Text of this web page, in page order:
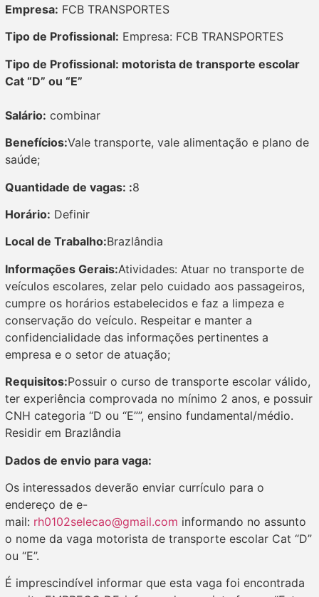
Empresa: FCB TRANSPORTES
Tipo de Profissional: Empresa: FCB TRANSPORTES
Tipo de Profissional: motorista de transporte escolar
Cat “D” ou “E”
Salário: combinar
Benefícios:Vale transporte, vale alimentação e plano de
saúde;
Quantidade de vagas: :8
Horário: Definir
Local de Trabalho:Brazlândia
Informações Gerais:Atividades: Atuar no transporte de
veículos escolares, zelar pelo cuidado aos passageiros,
cumpre os horários estabelecidos e faz a limpeza e
conservação do veículo. Respeitar e manter a
confidencialidade das informações pertinentes a
empresa e o setor de atuação;
Requisitos:Possuir o curso de transporte escolar válido,
ter experiência comprovada no mínimo 2 anos, e possuir
CNH categoria “D ou “E””, ensino fundamental/médio.
Residir em Brazlândia
Dados de envio para vaga:
Os interessados deverão enviar currículo para o
endereço de e-
mail: rh0102selecao@gmail.com informando no assunto
o nome da vaga motorista de transporte escolar Cat “D”
ou “E”.
É imprescindível informar que esta vaga foi encontrada